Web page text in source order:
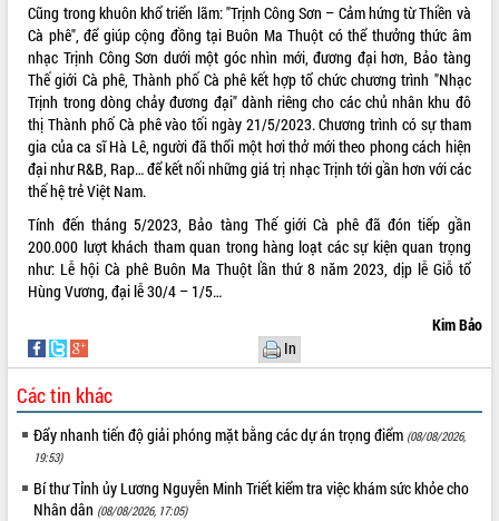
Cũng trong khuôn khổ triển lãm: "Trịnh Công Sơn – Cảm hứng từ Thiền và
Cà phê", để giúp cộng đồng tại Buôn Ma Thuột có thể thưởng thức âm
nhạc Trịnh Công Sơn dưới một góc nhìn mới, đương đại hơn, Bảo tàng
Thế giới Cà phê, Thành phố Cà phê kết hợp tổ chức chương trình "Nhạc
Trịnh trong dòng chảy đương đại" dành riêng cho các chủ nhân khu đô
thị Thành phố Cà phê vào tối ngày 21/5/2023. Chương trình có sự tham
gia của ca sĩ Hà Lê, người đã thổi một hơi thở mới theo phong cách hiện
đại như R&B, Rap… để kết nối những giá trị nhạc Trịnh tới gần hơn với các
thế hệ trẻ Việt Nam.
Tính đến tháng 5/2023, Bảo tàng Thế giới Cà phê đã đón tiếp gần
200.000 lượt khách tham quan trong hàng loạt các sự kiện quan trọng
như: Lễ hội Cà phê Buôn Ma Thuột lần thứ 8 năm 2023, dịp lễ Giỗ tổ
Hùng Vương, đại lễ 30/4 – 1/5…
Kim Bảo
In
Các tin khác
Đẩy nhanh tiến độ giải phóng mặt bằng các dự án trọng điểm (08/08/2026,
19:53)
Bí thư Tỉnh ủy Lương Nguyễn Minh Triết kiểm tra việc khám sức khỏe cho
Nhân dân (08/08/2026, 17:05)